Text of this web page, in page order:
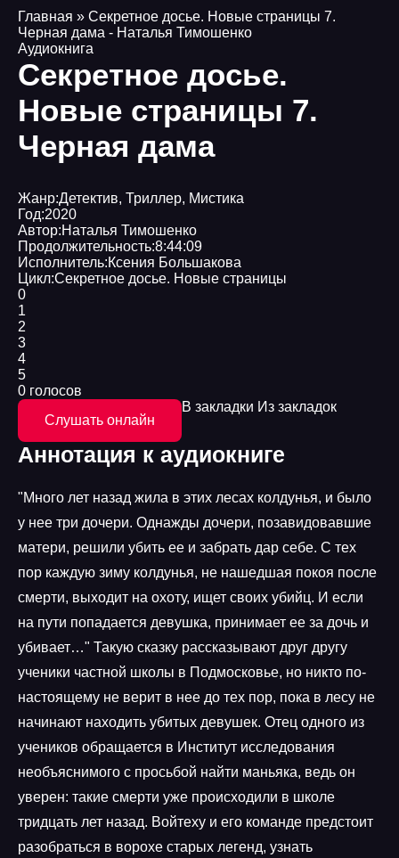
Главная » Секретное досье. Новые страницы 7.
Черная дама - Наталья Тимошенко
Аудиокнига
Секретное досье.
Новые страницы 7.
Черная дама
Жанр:Детектив, Триллер, Мистика
Год:2020
Автор:Наталья Тимошенко
Продолжительность:8:44:09
Исполнитель:Ксения Большакова
Цикл:Секретное досье. Новые страницы
0
1
2
3
4
5
0 голосов
Слушать онлайн
В закладки Из закладок
Аннотация к аудиокниге
"Много лет назад жила в этих лесах колдунья, и было
у нее три дочери. Однажды дочери, позавидовавшие
матери, решили убить ее и забрать дар себе. С тех
пор каждую зиму колдунья, не нашедшая покоя после
смерти, выходит на охоту, ищет своих убийц. И если
на пути попадается девушка, принимает ее за дочь и
убивает…" Такую сказку рассказывают друг другу
ученики частной школы в Подмосковье, но никто по-
настоящему не верит в нее до тех пор, пока в лесу не
начинают находить убитых девушек. Отец одного из
учеников обращается в Институт исследования
необъяснимого с просьбой найти маньяка, ведь он
уверен: такие смерти уже происходили в школе
тридцать лет назад. Войтеху и его команде предстоит
разобраться в ворохе старых легенд, узнать